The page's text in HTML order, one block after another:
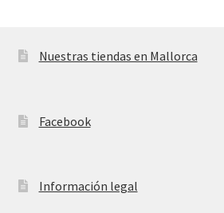
Nuestras tiendas en Mallorca
Facebook
Información legal